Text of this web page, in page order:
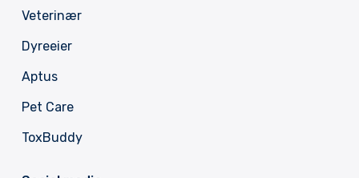
Veterinær
Dyreeier
Aptus
Pet Care
ToxBuddy